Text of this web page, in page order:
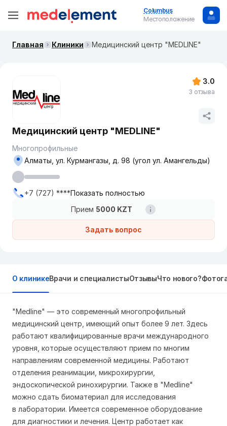
Columbus
Местоположение
Главная Клиники Медицинский центр "MEDLINE"
Медицинский центр "MEDLINE"
Многопрофильные
Прием 5000 KZT
Задать вопрос
Алматы, ул. Курмангазы, д. 98 (угол ул. Амангельды)
+7 (727) ****Показать полностью
3.0
3 отзыва
О клиникеВрачи и специалистыОтзывыЧто нового?
"Medline" — это современный многопрофильный
медицинский центр, имеющий опыт более 9 лет. Здесь
работают квалифицированные врачи международного
уровня, которые осуществляют прием по многим
направлениям современной медицины. Работают
отделения реанимации, микрохирургии,
эндоскопической ринохирургии. Также в "Medline"
можно сдать биоматериал для исследования
в лаборатории. Имеется современное оборудование
для диагностики и лечения. Центр работает как